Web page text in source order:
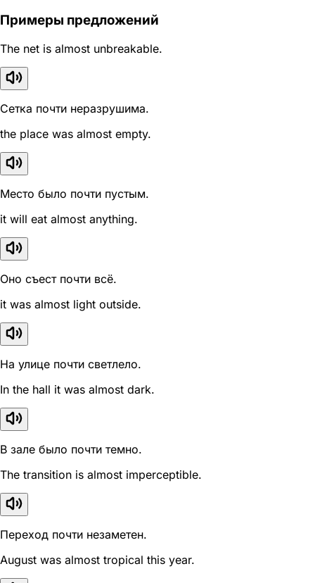
Примеры предложений
The net is almost unbreakable.
Сетка почти неразрушима.
the place was almost empty.
Место было почти пустым.
it will eat almost anything.
Оно съест почти всё.
it was almost light outside.
На улице почти светлело.
In the hall it was almost dark.
В зале было почти темно.
The transition is almost imperceptible.
Переход почти незаметен.
August was almost tropical this year.